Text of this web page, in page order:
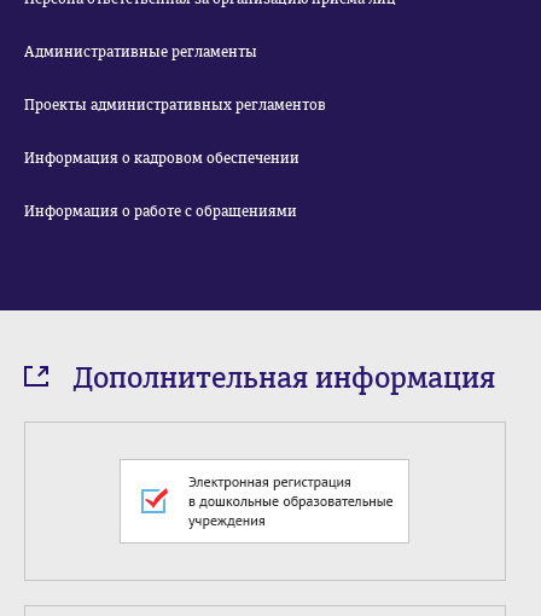
Административные регламенты
Проекты административных регламентов
Информация о кадровом обеспечении
Информация о работе с обращениями
Дополнительная информация